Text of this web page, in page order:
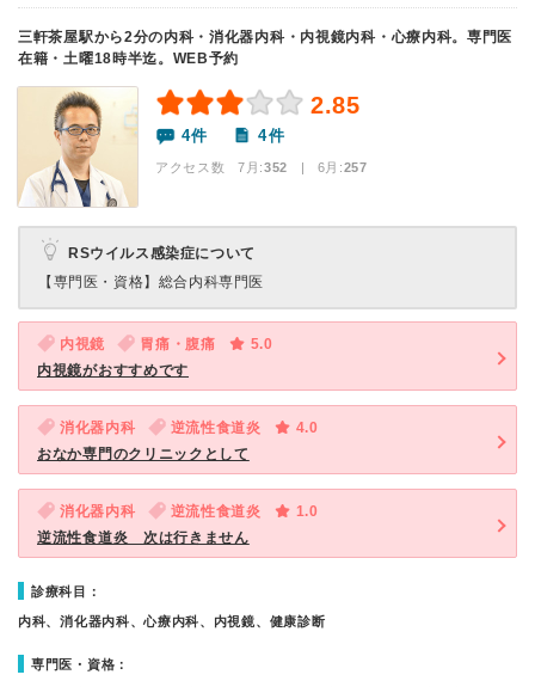
三軒茶屋駅から2分の内科・消化器内科・内視鏡内科・心療内科。専門医
在籍・土曜18時半迄。WEB予約
2.85
4件 4件
アクセス数 7月:352 | 6月:257
RSウイルス感染症について
【専門医・資格】 総合内科専門医
内視鏡 胃痛・腹痛
5.0
内視鏡がおすすめです
消化器内科 逆流性食道炎
4.0
おなか専門のクリニックとして
消化器内科 逆流性食道炎
1.0
逆流性食道炎 次は行きません
診療科目：
内科、消化器内科、心療内科、内視鏡、健康診断
専門医・資格：